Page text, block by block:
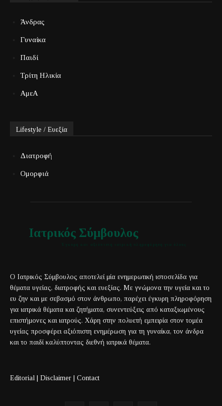
Άνδρας
Γυναίκα
Παιδί
Τρίτη Ηλικία
ΑμεΑ
Lifestyle / Ευεξία
Διατροφή
Ομορφιά
Ιατρικός Σύμβουλος
Ο Ιατρικός Σύμβουλος αποτελεί μία ενημερωτική ιστοσελίδα για
θέματα υγείας, διατροφής και ευεξίας. Με γνώμονα την υγεία και το
ευ ζην και με σεβασμό στον άνθρωπο, παρέχει έγκυρη πληροφόρηση
για ιατρικά θέματα και ζητήματα, συνεντεύξεις από καταξιωμένους
επιστήμονες και ιατρούς. Χάρη στην πολυετή εμπειρία στον τομέα
υγείας προσφέρει αξιόπιστη ενημέρωση για τη γυναίκα, τον άνδρα
και το παιδί καλύπτοντας διεθνή ιατρικά θέματα.
Editorial | Disclaimer | Contact